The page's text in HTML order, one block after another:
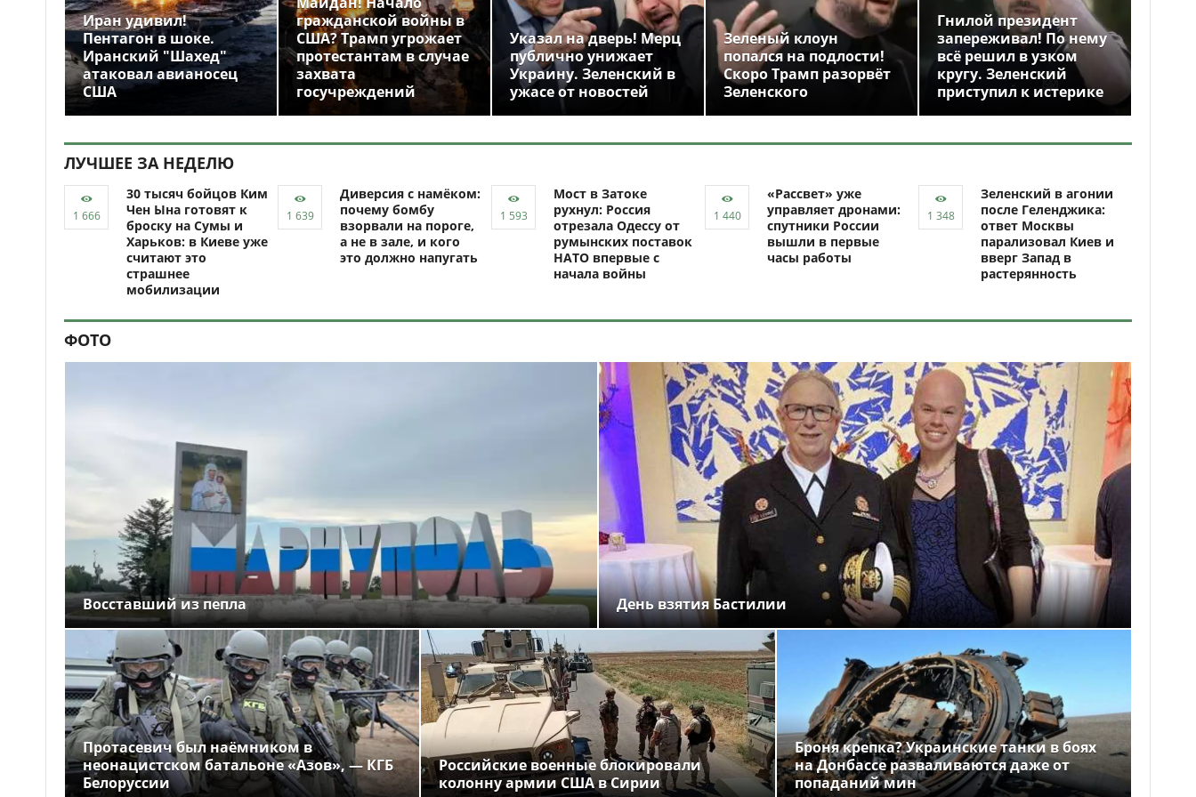
Иран удивил!
Пентагон в шоке.
Иранский "Шахед"
атаковал авианосец
США
гражданской войны в
США? Трамп угрожает
протестантам в случае
захвата
госучреждений
Указал на дверь! Мерц
публично унижает
Украину. Зеленский в
ужасе от новостей
Зеленый клоун
попался на подлости!
Скоро Трамп разорвёт
Зеленского
Гнилой президент
запереживал! По нему
всё решил в узком
кругу. Зеленский
приступил к истерике
ЛУЧШЕЕ ЗА НЕДЕЛЮ
30 тысяч бойцов Ким
Чен Ына готовят к
броску на Сумы и
Харьков: в Киеве уже
считают это
страшнее
мобилизации
Диверсия с намёком:
почему бомбу
взорвали на пороге,
а не в зале, и кого
это должно напугать
Мост в Затоке
рухнул: Россия
отрезала Одессу от
румынских поставок
НАТО впервые с
начала войны
«Рассвет» уже
управляет дронами:
спутники России
вышли в первые
часы работы
Зеленский в агонии
после Геленджика:
ответ Москвы
парализовал Киев и
вверг Запад в
растерянность
ФОТО
Восставший из пепла День взятия Бастилии
Протасевич был наёмником в
неонацистском батальоне «Азов», — КГБ
Белоруссии
Российские военные блокировали
колонну армии США в Сирии
Броня крепка? Украинские танки в боях
на Донбассе разваливаются даже от
попаданий мин